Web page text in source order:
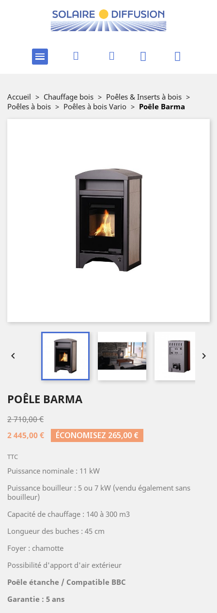
Accueil > Chauffage bois > Poêles & Inserts à bois >
Poêles à bois > Poêles à bois Vario > Poêle Barma
 
POÊLE BARMA
2 710,00 €
2 445,00 €
ÉCONOMISEZ 265,00 €
TTC
Puissance nominale : 11 kW
Puissance bouilleur : 5 ou 7 kW (vendu également sans
bouilleur)
Capacité de chauffage : 140 à 300 m3
Longueur des buches : 45 cm
Foyer : chamotte
Possibilité d'apport d'air extérieur
Poêle étanche / Compatible BBC
Garantie : 5 ans